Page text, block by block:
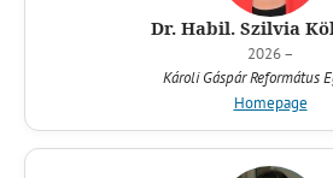
Dr. Habil. Szilvia
2026 –
Károli Gáspár Református
Homepage